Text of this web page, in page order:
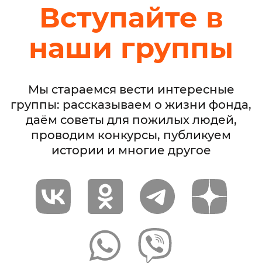
Вступайте в
наши группы
Мы стараемся вести интересные
группы: рассказываем о жизни фонда,
даём советы для пожилых людей,
проводим конкурсы, публикуем
истории и многие другое